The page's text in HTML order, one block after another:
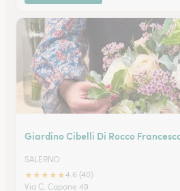
Giardino Cibelli Di Rocco
SALERNO
★★★★★4.6 (40)
Via C. Capone 49